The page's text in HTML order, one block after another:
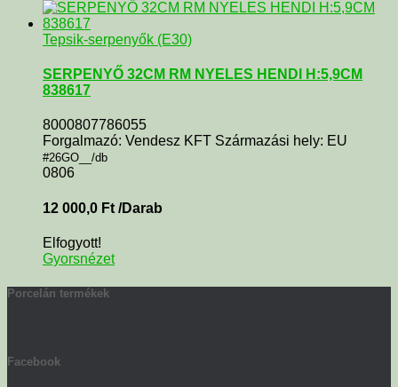
Tepsik-serpenyők (E30)
SERPENYŐ 32CM RM NYELES HENDI H:5,9CM
838617
8000807786055
Forgalmazó: Vendesz KFT Származási hely: EU
#26GO__/db
0806
12 000,0 Ft /Darab
Elfogyott!
Gyorsnézet
Porcelán termékek
Facebook